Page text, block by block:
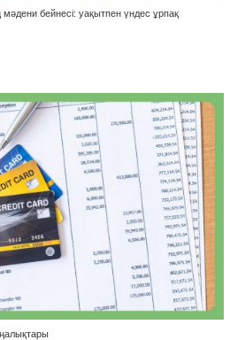
бейнесі: уақытпен үндес ұрпақ